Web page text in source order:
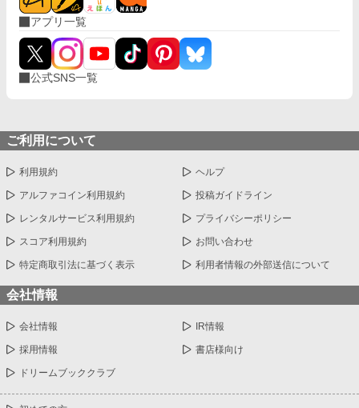
アプリ一覧
公式SNS一覧
ご利用について
利用規約 ヘルプ
アルファコイン利用規約 投稿ガイドライン
レンタルサービス利用規約 プライバシーポリシー
スコア利用規約 お問い合わせ
特定商取引法に基づく表示 利用者情報の外部送信について
会社情報
会社情報 IR情報
採用情報 書店様向け
ドリームブッククラブ